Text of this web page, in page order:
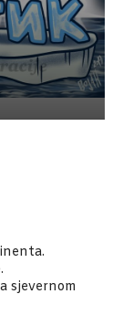
sjevernom